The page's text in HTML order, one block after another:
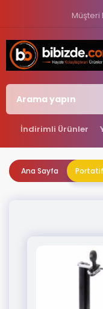
Müşteri
İndirimli Ürünler
Ana Sayfa